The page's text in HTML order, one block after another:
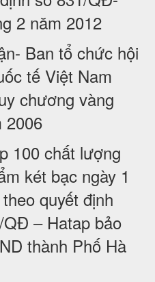
2 năm 2012
Ban tổ chức hội
tế Việt Nam
chương vàng
2006
chất lượng
két bạc ngày 1
quyết định
– Hatap bảo
thành Phố Hà